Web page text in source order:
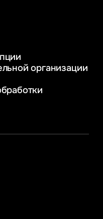
развитием
в бизнесе
ресурсами
организации